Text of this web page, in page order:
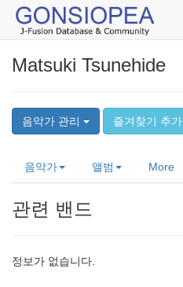
Matsuki Tsunehide
음악가 관리 즐겨찾기 추가
음악가 앨범 More
관련 밴드
정보가 없습니다.